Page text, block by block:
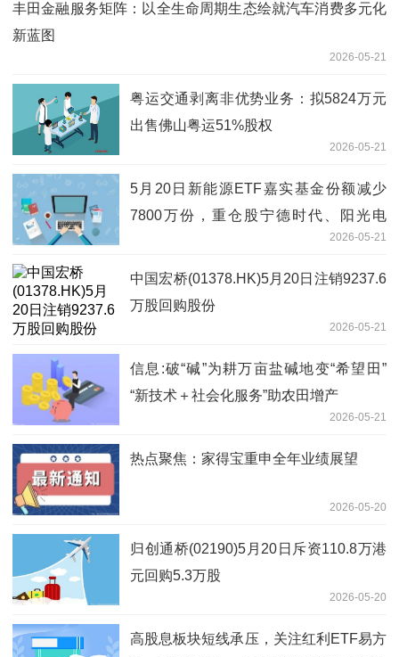
丰田金融服务矩阵：以全生命周期生态绘就汽车消费多元化
新蓝图
2026-05-21
粤运交通剥离非优势业务：拟5824万元
出售佛山粤运51%股权
2026-05-21
5月20日新能源ETF嘉实基金份额减少
7800万份，重仓股宁德时代、阳光电
2026-05-21
中国宏桥(01378.HK)5月20日注销9237.6
万股回购股份
2026-05-21
信息:破“碱”为耕万亩盐碱地变“希望田”
“新技术＋社会化服务”助农田增产
2026-05-21
热点聚焦：家得宝重申全年业绩展望
2026-05-20
归创通桥(02190)5月20日斥资110.8万港
元回购5.3万股
2026-05-20
高股息板块短线承压，关注红利ETF易方